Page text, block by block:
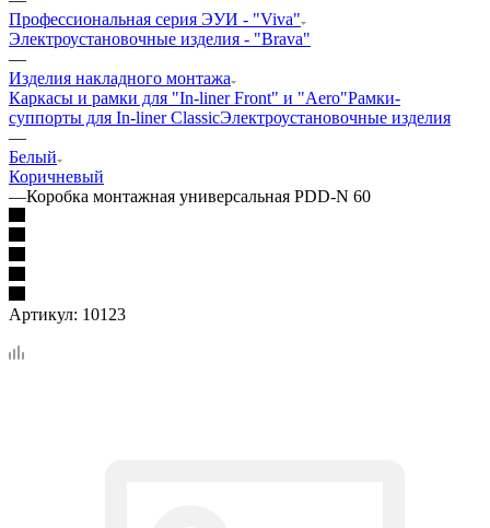
Профессиональная серия ЭУИ - "Viva"
Электроустановочные изделия - "Brava"
—
Изделия накладного монтажа
Каркасы и рамки для "In-liner Front" и "Aero"Рамки-
суппорты для In-liner ClassicЭлектроустановочные изделия
—
Белый
Коричневый
—Коробка монтажная универсальная PDD-N 60
Артикул: 10123